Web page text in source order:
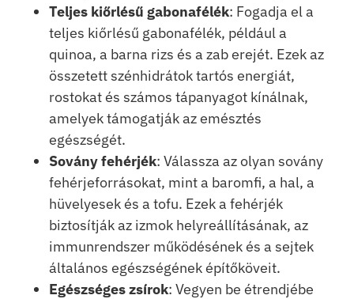
Teljes kiőrlésű gabonafélék: Fogadja el a
teljes kiőrlésű gabonafélék, például a
quinoa, a barna rizs és a zab erejét. Ezek az
összetett szénhidrátok tartós energiát,
rostokat és számos tápanyagot kínálnak,
amelyek támogatják az emésztés
egészségét.
Sovány fehérjék: Válassza az olyan sovány
fehérjeforrásokat, mint a baromfi, a hal, a
hüvelyesek és a tofu. Ezek a fehérjék
biztosítják az izmok helyreállításának, az
immunrendszer működésének és a sejtek
általános egészségének építőköveit.
Egészséges zsírok: Vegyen be étrendjébe